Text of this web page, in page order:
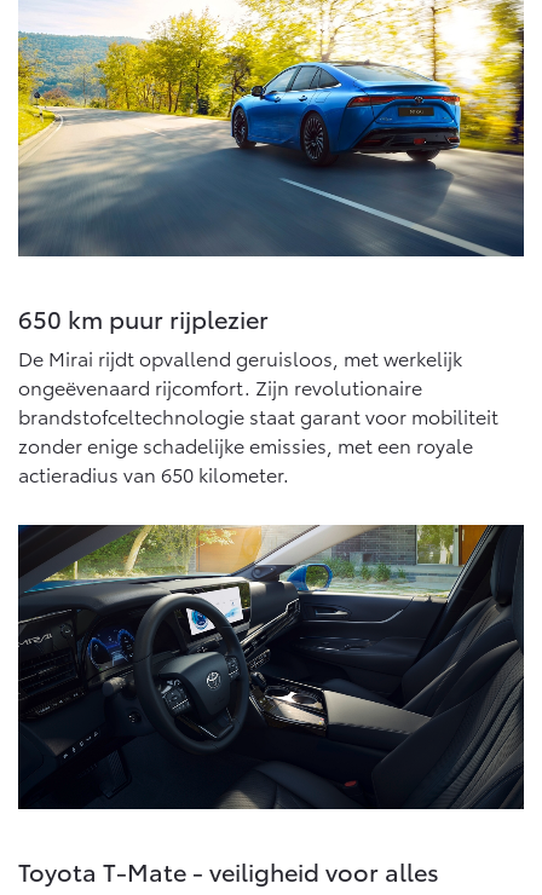
Vanaf € 39.995,- Vanaf € 48.995,-
WATERSTOF-ELEKTRISCH
Vanaf € 76.695,-
Proace City (excl. BTW)
OOK ALS BATTERIJ-
Vanaf € 27.945,-
OOK ALS BATTERIJ-
ELEKTRISCH
Vanaf € 37.500,-
BATTERIJ-ELEKTRISCH
Vanaf € 55.950,-
Proace Max (excl. BTW)
OOK ALS BATTERIJ-
Hilux (excl. BTW)
OOK ALS BATTERIJ-
650 km puur rijplezier
De Mirai rijdt opvallend geruisloos, met werkelijk
ongeëvenaard rijcomfort. Zijn revolutionaire
brandstofceltechnologie staat garant voor mobiliteit
zonder enige schadelijke emissies, met een royale
actieradius van 650 kilometer.
Toyota T-Mate - veiligheid voor alles